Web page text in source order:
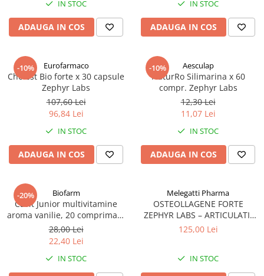
Antioxidanti
Altele-Suplimente alimentare
IN STOC
ADAUGA IN COS
IN STOC
ADAUGA IN COS
-10% Eurofarmaco
Cholest Bio forte x 30 capsule
Zephyr Labs
107,60 Lei
96,84 Lei
IN STOC
ADAUGA IN COS
-10% Aesculap
NaturRo Silimarina x 60
compr. Zephyr Labs
12,30 Lei
11,07 Lei
IN STOC
ADAUGA IN COS
-20% Biofarm
Cavit Junior multivitamine
aroma vanilie, 20 comprimate
masticabile Zephyr Labs
28,00 Lei
22,40 Lei
IN STOC
Melegatti Pharma
OSTEOLLAGENE FORTE
ZEPHYR LABS – ARTICULATII
SANATOASE SI MOBILITATE
125,00 Lei
IN STOC